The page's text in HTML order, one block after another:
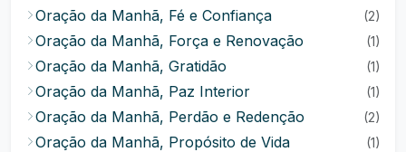
Oração da Manhã, Fé e Confiança (2)
Oração da Manhã, Força e Renovação (1)
Oração da Manhã, Gratidão (1)
Oração da Manhã, Paz Interior (1)
Oração da Manhã, Perdão e Redenção (2)
Oração da Manhã, Propósito de Vida (1)